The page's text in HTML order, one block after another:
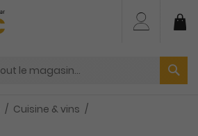
contenu
Cuisine & vins